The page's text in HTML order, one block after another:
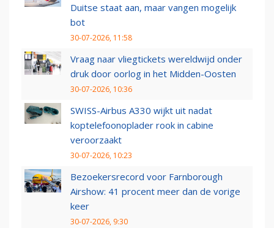
Duitse staat aan, maar vangen mogelijk
bot
30-07-2026, 11:58
Vraag naar vliegtickets wereldwijd onder
druk door oorlog in het Midden-Oosten
30-07-2026, 10:36
SWISS-Airbus A330 wijkt uit nadat
koptelefoonoplader rook in cabine
veroorzaakt
30-07-2026, 10:23
Bezoekersrecord voor Farnborough
Airshow: 41 procent meer dan de vorige
keer
30-07-2026, 9:30